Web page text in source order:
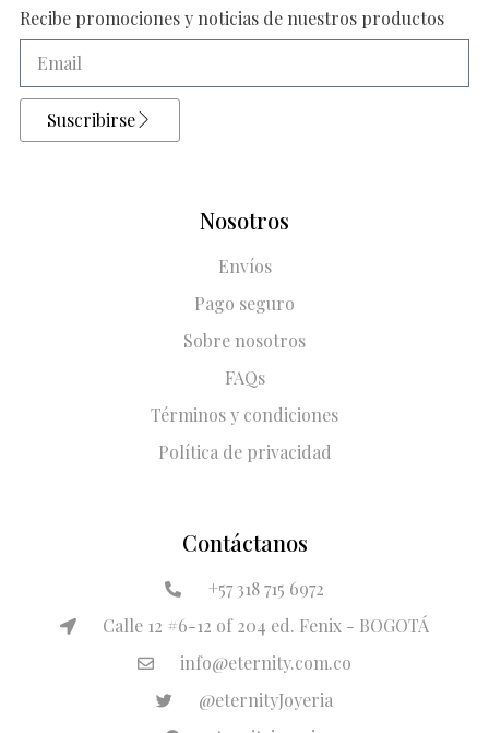
Recibe promociones y noticias de nuestros productos
Suscribirse
Nosotros
Envíos
Pago seguro
Sobre nosotros
FAQs
Términos y condiciones
Política de privacidad
Contáctanos
+57 318 715 6972
Calle 12 #6-12 of 204 ed. Fenix - BOGOTÁ
info@eternity.com.co
@eternityJoyeria